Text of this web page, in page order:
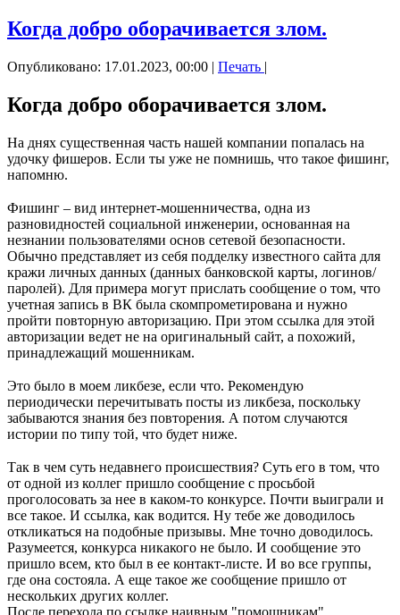
Когда добро оборачивается злом.
Опубликовано: 17.01.2023, 00:00 | Печать |
Когда добро оборачивается злом.
На днях существенная часть нашей компании попалась на
удочку фишеров. Если ты уже не помнишь, что такое фишинг,
напомню.
Фишинг – вид интернет-мошенничества, одна из
разновидностей социальной инженерии, основанная на
незнании пользователями основ сетевой безопасности.
Обычно представляет из себя подделку известного сайта для
кражи личных данных (данных банковской карты, логинов/
паролей). Для примера могут прислать сообщение о том, что
учетная запись в ВК была скомпрометирована и нужно
пройти повторную авторизацию. При этом ссылка для этой
авторизации ведет не на оригинальный сайт, а похожий,
принадлежащий мошенникам.
Это было в моем ликбезе, если что. Рекомендую
периодически перечитывать посты из ликбеза, поскольку
забываются знания без повторения. А потом случаются
истории по типу той, что будет ниже.
Так в чем суть недавнего происшествия? Суть его в том, что
от одной из коллег пришло сообщение с просьбой
проголосовать за нее в каком-то конкурсе. Почти выиграли и
все такое. И ссылка, как водится. Ну тебе же доводилось
откликаться на подобные призывы. Мне точно доводилось.
Разумеется, конкурса никакого не было. И сообщение это
пришло всем, кто был в ее контакт-листе. И во все группы,
где она состояла. А еще такое же сообщение пришло от
нескольких других коллег.
После перехода по ссылке наивным "помощникам"